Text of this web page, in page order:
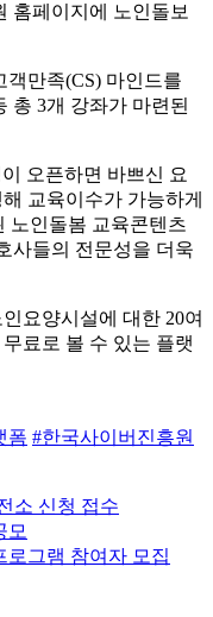
홈페이지에 노인돌보
만족(CS) 마인드를
총 3개 강좌가 마련된
오픈하면 바쁘신 요
교육이수가 가능하게
노인돌봄 교육콘텐츠
사들의 전문성을 더욱
요양시설에 대한 20여
료로 볼 수 있는 플랫
폼 #한국사이버진흥원
소 신청 접수
모
그램 참여자 모집